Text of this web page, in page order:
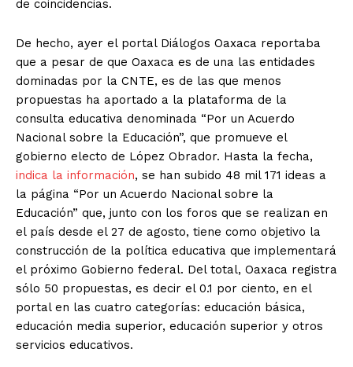
de coincidencias.
De hecho, ayer el portal Diálogos Oaxaca reportaba
que a pesar de que Oaxaca es de una las entidades
dominadas por la CNTE, es de las que menos
propuestas ha aportado a la plataforma de la
consulta educativa denominada “Por un Acuerdo
Nacional sobre la Educación”, que promueve el
gobierno electo de López Obrador. Hasta la fecha,
indica la información, se han subido 48 mil 171 ideas a
la página “Por un Acuerdo Nacional sobre la
Educación” que, junto con los foros que se realizan en
el país desde el 27 de agosto, tiene como objetivo la
construcción de la política educativa que implementará
el próximo Gobierno federal. Del total, Oaxaca registra
sólo 50 propuestas, es decir el 0.1 por ciento, en el
portal en las cuatro categorías: educación básica,
educación media superior, educación superior y otros
servicios educativos.